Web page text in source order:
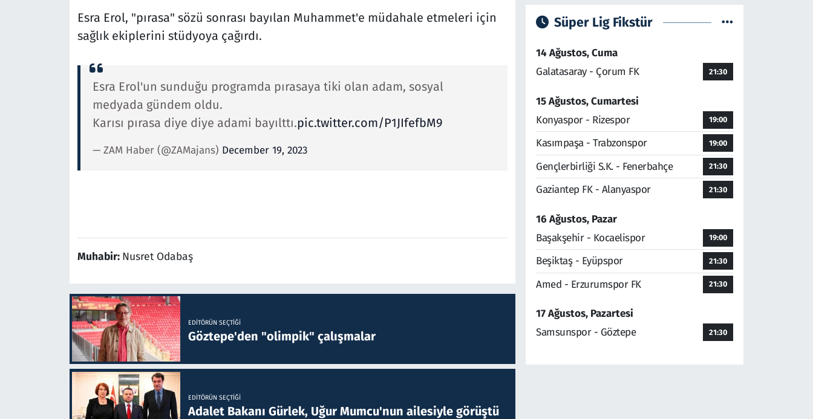
Esra Erol, "pırasa" sözü sonrası bayılan Muhammet'e müdahale etmeleri için
sağlık ekiplerini stüdyoya çağırdı.
Esra Erol'un sunduğu programda pırasaya tiki olan adam, sosyal
medyada gündem oldu.
Karısı pırasa diye diye adami bayılttı.pic.twitter.com/P1JIfefbM9
— ZAM Haber (@ZAMajans) December 19, 2023
Muhabir: Nusret Odabaş
EDITÖRÜN SEÇTIĞI
Göztepe'den "olimpik" çalışmalar
EDITÖRÜN SEÇTIĞI
Adalet Bakanı Gürlek, Uğur Mumcu'nun ailesiyle görüştü
Süper Lig Fikstür
14 Ağustos, Cuma
Galatasaray - Çorum FK
21:30
15 Ağustos, Cumartesi
Konyaspor - Rizespor
19:00
Kasımpaşa - Trabzonspor 19:00
Gençlerbirliği S.K. - Fenerbahçe 21:30
Gaziantep FK - Alanyaspor 21:30
16 Ağustos, Pazar
Başakşehir - Kocaelispor
19:00
Beşiktaş - Eyüpspor 21:30
Amed - Erzurumspor FK 21:30
17 Ağustos, Pazartesi
Samsunspor - Göztepe
21:30